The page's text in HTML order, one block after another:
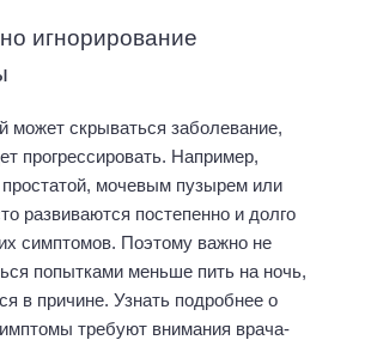
игнорирование
может скрываться заболевание,
прогрессировать. Например,
мочевым пузырем или
развиваются постепенно и долго
симптомов. Поэтому важно не
попытками меньше пить на ночь,
в причине. Узнать подробнее о
требуют внимания врача-